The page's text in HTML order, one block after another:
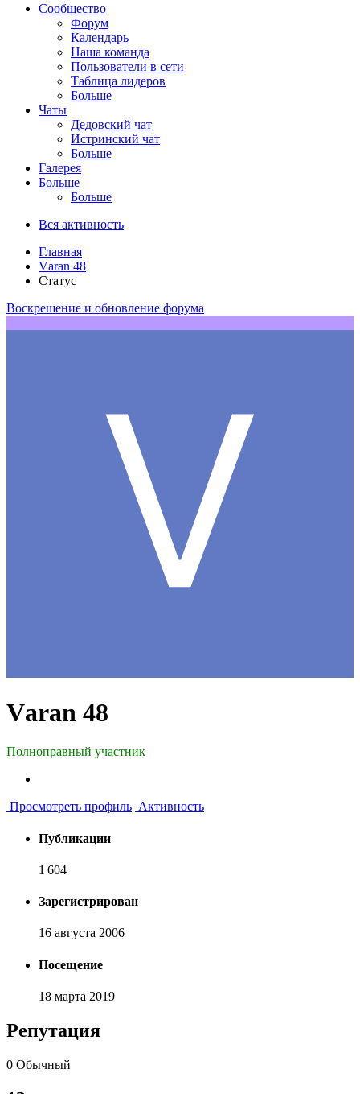
Сообщество
Форум
Календарь
Наша команда
Пользователи в сети
Таблица лидеров
Больше
Чаты
Дедовский чат
Истринский чат
Больше
Галерея
Больше
Больше
Вся активность
Главная
Vаrаn 48
Статус
Воскрешение и обновление форума
Vаrаn 48
Полноправный участник
Просмотреть профиль Активность
Публикации
1 604
Зарегистрирован
16 августа 2006
Посещение
18 марта 2019
Репутация
0 Обычный